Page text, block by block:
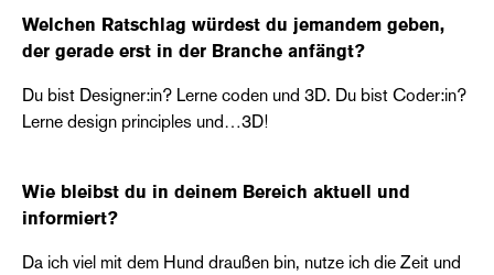
Welchen Ratschlag würdest du jemandem geben,
der gerade erst in der Branche anfängt?
Du bist Designer:in? Lerne coden und 3D. Du bist Coder:in?
Lerne design principles und…3D!
Wie bleibst du in deinem Bereich aktuell und
informiert?
Da ich viel mit dem Hund draußen bin, nutze ich die Zeit und